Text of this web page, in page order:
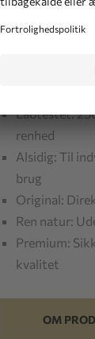
på
Labtestet:
renhed
Alsidig: Til
brug
Original:
Ren natur:
Premium:
kvalitet
OM